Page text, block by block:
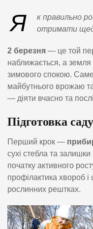
Я
к правильно
отримати
2 березня — це той
наближається, а земля
зимового спокою.
майбутнього врожаю
— діяти вчасно та
Підготовка
Перший крок —
сухі стебла та
початку активного
профілактика хвороб і
рослинних рештках.